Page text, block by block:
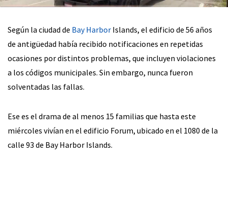
Según la ciudad de Bay Harbor Islands, el edificio de 56 años
de antigüedad había recibido notificaciones en repetidas
ocasiones por distintos problemas, que incluyen violaciones
a los códigos municipales. Sin embargo, nunca fueron
solventadas las fallas.
Ese es el drama de al menos 15 familias que hasta este
miércoles vivían en el edificio Forum, ubicado en el 1080 de la
calle 93 de Bay Harbor Islands.